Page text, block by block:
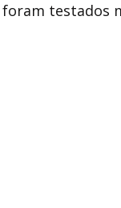
testados